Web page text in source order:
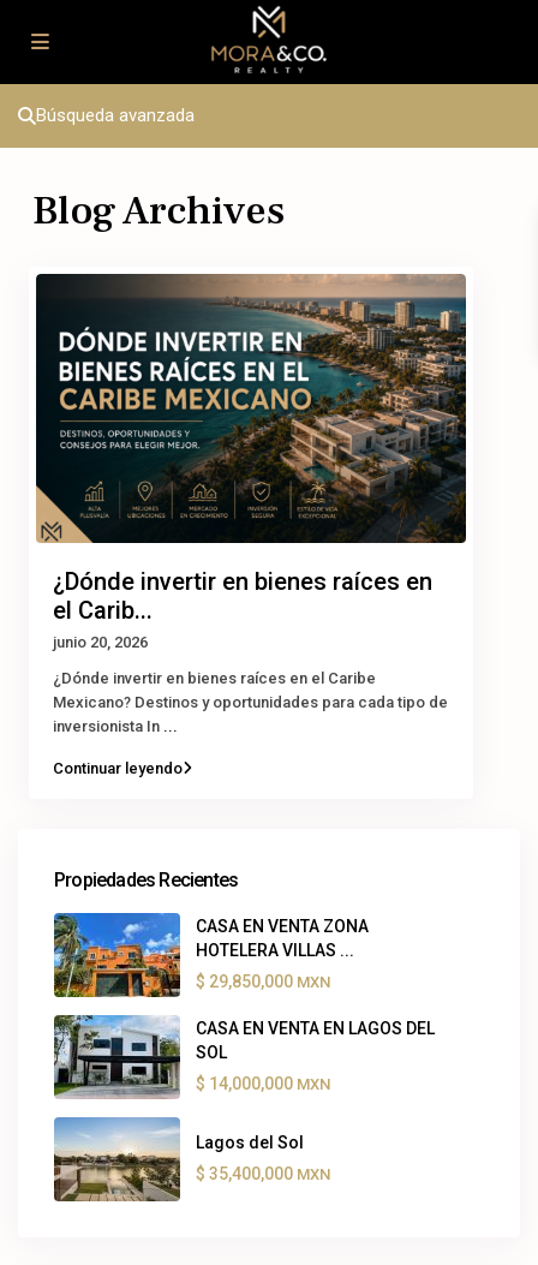
Búsqueda avanzada
Blog Archives
¿Dónde invertir en bienes raíces en
el Carib...
junio 20, 2026
¿Dónde invertir en bienes raíces en el Caribe
Mexicano? Destinos y oportunidades para cada tipo de
inversionista In ...
Continuar leyendo
Propiedades Recientes
CASA EN VENTA ZONA
HOTELERA VILLAS ...
$ 29,850,000 MXN
CASA EN VENTA EN LAGOS DEL
SOL
$ 14,000,000 MXN
Lagos del Sol
$ 35,400,000 MXN